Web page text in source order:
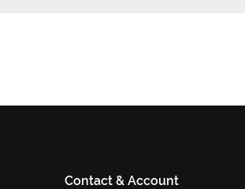
Contact & Account